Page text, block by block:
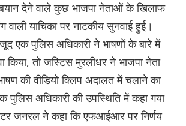
देने वाले कुछ भाजपा नेताओं के खिलाफ
याचिका पर नाटकीय सुनवाई हुई।
एक पुलिस अधिकारी ने भाषणों के बारे में
किया, तो जस्टिस मुरलीधर ने भाजपा नेता
की वीडियो क्लिप अदालत में चलाने का
पुलिस अधिकारी की उपस्थिति में कहा गया
जनरल ने कहा कि एफआईआर पर निर्णय